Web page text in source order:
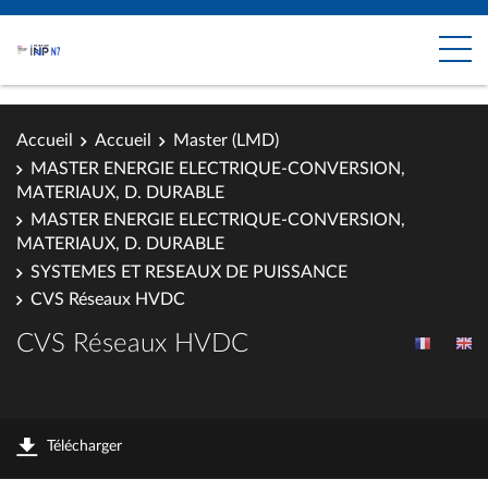
Accueil Accueil
Master (LMD)
MASTER ENERGIE ELECTRIQUE-CONVERSION,
MATERIAUX, D. DURABLE
MASTER ENERGIE ELECTRIQUE-CONVERSION,
MATERIAUX, D. DURABLE
SYSTEMES ET RESEAUX DE PUISSANCE
CVS Réseaux HVDC
CVS Réseaux HVDC
Télécharger